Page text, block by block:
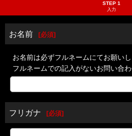
STEP 1
入力
お名前 [必須]
お名前は必ずフルネームにてお願いし
フルネームでの記入がないお問い合
フリガナ [必須]